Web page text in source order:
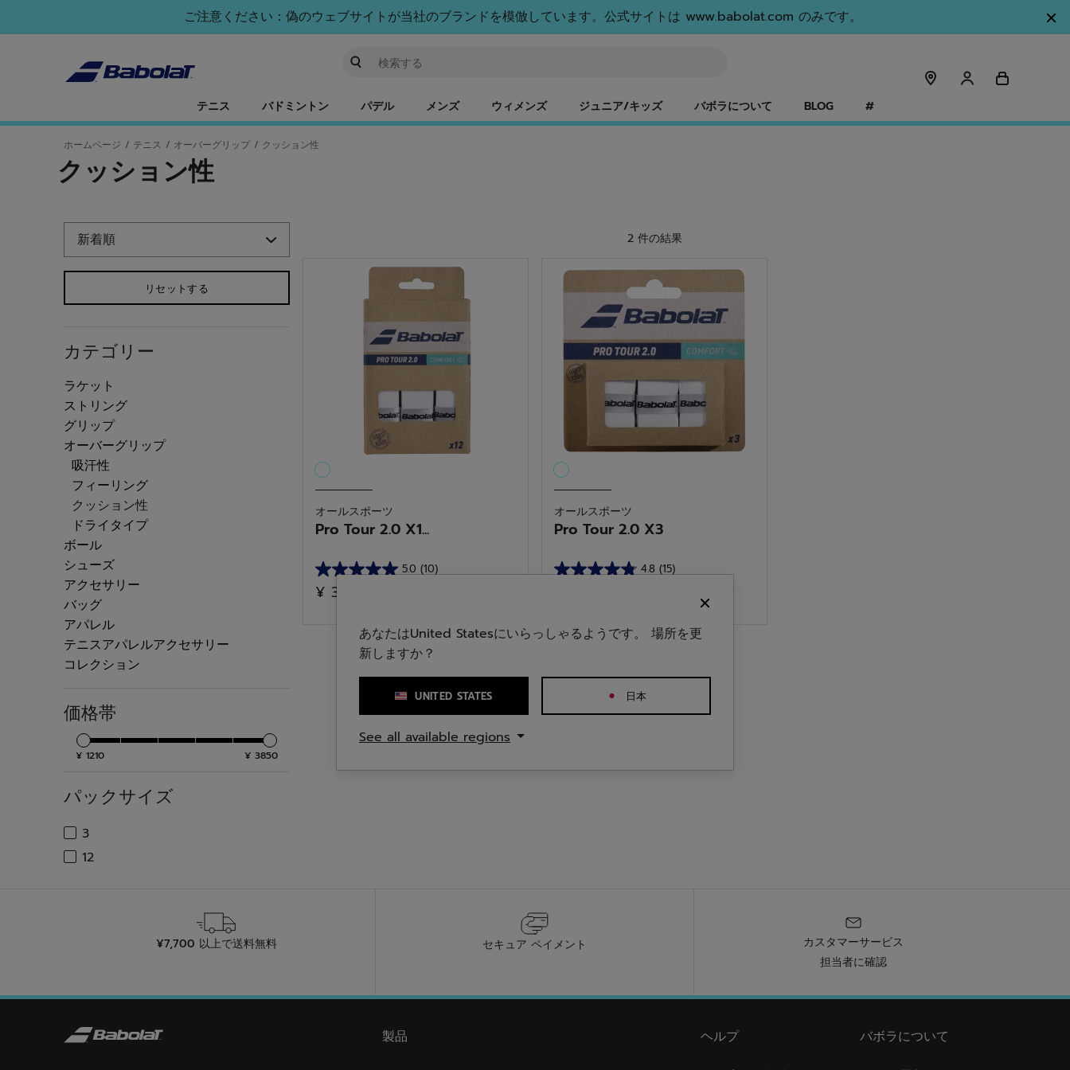
ご注意ください：偽のウェブサイトが当社のブランドを模倣しています。公式サイトは www.babolat.com のみです。
テニス バドミントン パデル メンズ ウィメンズ ジュニア/キッズ バボラについて BLOG #
ホームページ / テニス / オーバーグリップ / クッション性
クッション性
商品へスキップ
2 件の結果
リセットする
カテゴリー
ラケット
カテゴリーで絞り込み: ラケット
ストリング
カテゴリーで絞り込み: ストリング
グリップ
カテゴリーで絞り込み: グリップ
オーバーグリップ
カテゴリーで絞り込み: オーバーグリップ
吸汗性
カテゴリーで絞り込み: 吸汗性
フィーリング
カテゴリーで絞り込み: フィーリング
クッション性selected 現在カテゴリーで絞り込み中: クッション性
ドライタイプ
カテゴリーで絞り込み: ドライタイプ
ボール
カテゴリーで絞り込み: ボール
シューズ
カテゴリーで絞り込み: シューズ
アクセサリー
カテゴリーで絞り込み: アクセサリー
バッグ
カテゴリーで絞り込み: バッグ
アパレル
カテゴリーで絞り込み: アパレル
テニスアパレルアクセサリー
カテゴリーで絞り込み: テニスアパレルアクセサリー
コレクション
カテゴリーで絞り込み: コレクション
価格帯
¥ 1210 ¥ 3850
パックサイズ
検索する
3
パックサイズで絞り込み: 3
検索する
12
オールスポーツ
Pro Tour 2.0 X1...
5.0 (10)
星
5.0
¥ 3,850
オールスポーツ
Pro Tour 2.0 X3
4.8 (15)
星
5
で
15
レ
¥7,700 以上で送料無料 セキュア ペイメント
カスタマーサービス
担当者に確認
製品 ヘルプ バボラについて
あなたはUnited Statesにいらっしゃるようです。 場所を更
新しますか？
UNITED STATES 日本
See all available regions